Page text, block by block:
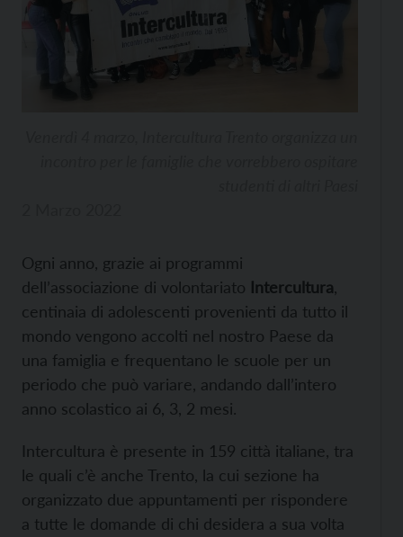
Ogni anno, grazie ai programmi
dell’associazione di volontariato Intercultura
centinaia di adolescenti provenienti da tutto il
mondo vengono accolti nel nostro Paese da
una famiglia e frequentano le scuole per un
periodo che può variare, andando dall’intero
anno scolastico ai 6, 3, 2 mesi.
Intercultura è presente in 159 città italiane, tra
le quali c’è anche Trento, la cui sezione ha
organizzato due appuntamenti per rispondere
a tutte le domande di chi desidera a sua volta